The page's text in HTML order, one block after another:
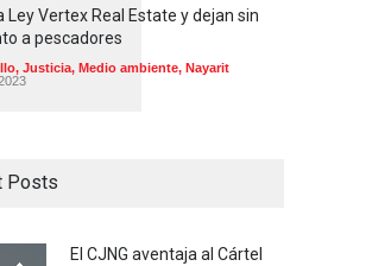
Ley Vertex Real Estate y dejan sin
a pescadores
, Justicia, Medio ambiente, Nayarit
Posts
El CJNG aventaja al Cártel